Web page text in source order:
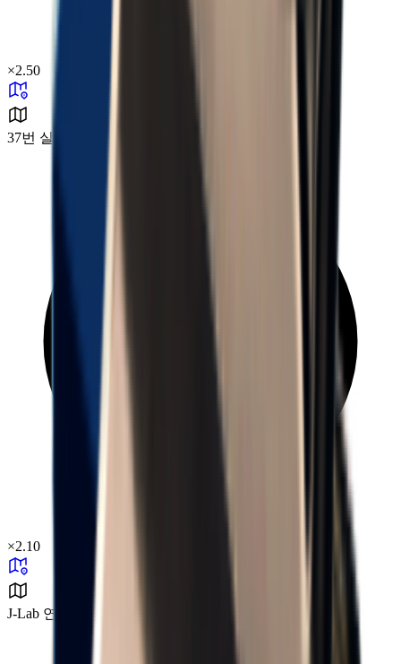
×2.50
37번 실험 구역
×2.10
J-Lab 연구소